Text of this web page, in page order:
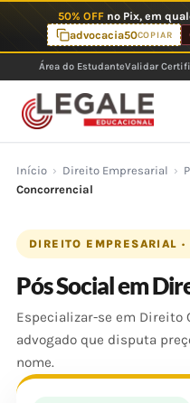
o
conteúdo
50% OFFno Pix, em
advocacia50COPIAR
Área do EstudanteValidar
Início › Direito Empresarial ›
Concorrencial
DIREITO EMPRESARIAL ·
Pós Social em
Especializar-se em Direito
advogado que disputa
nome.